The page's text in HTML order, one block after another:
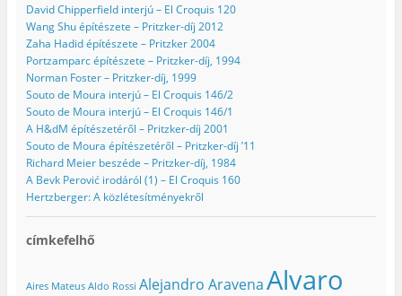
David Chipperfield interjú – El Croquis 120
Wang Shu építészete – Pritzker-díj 2012
Zaha Hadid építészete – Pritzker 2004
Portzamparc építészete – Pritzker-díj, 1994
Norman Foster – Pritzker-díj, 1999
Souto de Moura interjú – El Croquis 146/2
Souto de Moura interjú – El Croquis 146/1
A H&dM építészetéről – Pritzker-díj 2001
Souto de Moura építészetéről – Pritzker-díj ’11
Richard Meier beszéde – Pritzker-díj, 1984
A Bevk Perović irodáról (1) – El Croquis 160
Hertzberger: A közlétesítményekről
címkefelhő
Aires Mateus Aldo Rossi Alejandro AravenaAlvaro